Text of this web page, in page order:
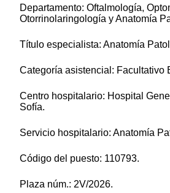
Departamento: Oftalmología,
Otorrinolaringología y Anatomía
Título especialista: Anatomía
Categoría asistencial: Facultativo
Centro hospitalario: Hospital
Sofía.
Servicio hospitalario: Anatomía
Código del puesto: 110793.
Plaza núm.: 2V/2026.